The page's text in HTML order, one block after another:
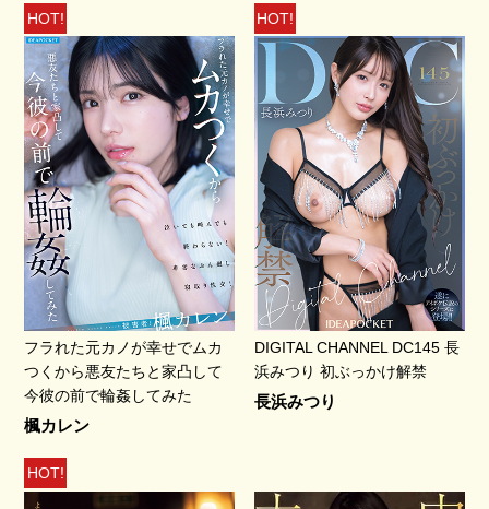
HOT!
フラれた元カノが幸せでムカ
つくから悪友たちと家凸して
今彼の前で輪姦してみた
楓カレン
HOT!
DIGITAL CHANNEL DC145 長
浜みつり 初ぶっかけ解禁
長浜みつり
HOT!